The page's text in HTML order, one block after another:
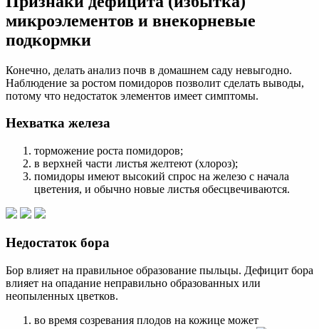
микроэлементов и внекорневые
подкормки
Конечно, делать анализ почв в домашнем саду невыгодно.
Наблюдение за ростом помидоров позволит сделать выводы,
потому что недостаток элементов имеет симптомы.
Нехватка железа
торможение роста помидоров;
в верхней части листья желтеют (хлороз);
помидоры имеют высокий спрос на железо с начала
цветения, и обычно новые листья обесцвечиваются.
Недостаток бора
Бор влияет на правильное образование пыльцы. Дефицит бора
влияет на опадание неправильно образованных или
неопыленных цветков.
во время созревания плодов на кожице может